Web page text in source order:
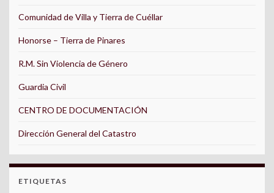
Comunidad de Villa y Tierra de Cuéllar
Honorse – Tierra de Pinares
R.M. Sin Violencia de Género
Guardia Civil
CENTRO DE DOCUMENTACIÓN
Dirección General del Catastro
ETIQUETAS